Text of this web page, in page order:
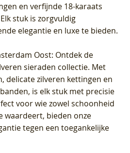
en verfijnde 18-karaats
stuk is zorgvuldig
elegantie en luxe te bieden.
Oost: Ontdek de
sieraden collectie. Met
delicate zilveren kettingen en
is elk stuk met precisie
voor wie zowel schoonheid
waardeert, bieden onze
tegen een toegankelijke